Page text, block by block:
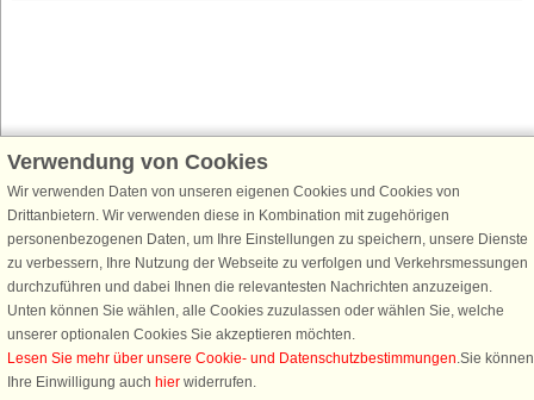
Schließen Sie sich 100.000 Ferienhaus-Fans an
Erhalten Sie einenWillkommensgutschein von 25 € für Ihren nächsten
Ferienhausurlaub - melden Sie sich einfach für den DanCenter Newsletter
an. Verpassen Sie nie wieder exklusive Angebote, Gewinnspiele und
Urlaubstipps!
Verwendung von Cookies
Wir verwenden Daten von unseren eigenen Cookies und Cookies von
Drittanbietern. Wir verwenden diese in Kombination mit zugehörigen
personenbezogenen Daten, um Ihre Einstellungen zu speichern, unsere Dienste
zu verbessern, Ihre Nutzung der Webseite zu verfolgen und Verkehrsmessungen
durchzuführen und dabei Ihnen die relevantesten Nachrichten anzuzeigen.
Unten können Sie wählen, alle Cookies zuzulassen oder wählen Sie, welche
unserer optionalen Cookies Sie akzeptieren möchten.
Lesen Sie mehr über unsere Cookie- und Datenschutzbestimmungen.Sie können
Ihre Einwilligung auch hier widerrufen.